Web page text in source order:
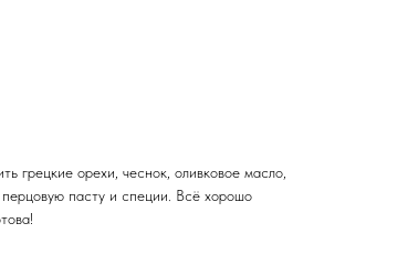
грецкие орехи, чеснок, оливковое масло,
пасту и специи. Всё хорошо